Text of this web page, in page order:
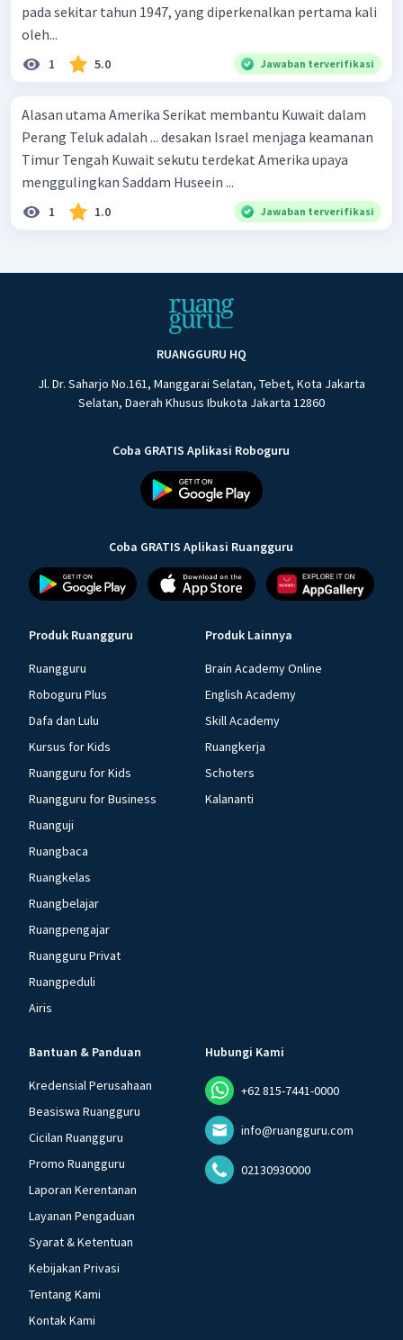
pada sekitar tahun 1947, yang diperkenalkan pertama kali
oleh...
1 5.0 Jawaban terverifikasi
Alasan utama Amerika Serikat membantu Kuwait dalam
Perang Teluk adalah ... desakan Israel menjaga keamanan
Timur Tengah Kuwait sekutu terdekat Amerika upaya
menggulingkan Saddam Huseein ...
1 1.0 Jawaban terverifikasi
RUANGGURU HQ
Jl. Dr. Saharjo No.161, Manggarai Selatan, Tebet, Kota Jakarta
Selatan, Daerah Khusus Ibukota Jakarta 12860
Coba GRATIS Aplikasi Roboguru
Coba GRATIS Aplikasi Ruangguru
Produk Ruangguru
Ruangguru
Roboguru Plus
Dafa dan Lulu
Kursus for Kids
Ruangguru for Kids
Ruangguru for Business
Ruanguji
Ruangbaca
Ruangkelas
Ruangbelajar
Ruangpengajar
Ruangguru Privat
Ruangpeduli
Airis
Produk Lainnya
Brain Academy Online
English Academy
Skill Academy
Ruangkerja
Schoters
Kalananti
Bantuan & Panduan
Kredensial Perusahaan
Beasiswa Ruangguru
Cicilan Ruangguru
Promo Ruangguru
Laporan Kerentanan
Layanan Pengaduan
Syarat & Ketentuan
Kebijakan Privasi
Tentang Kami
Kontak Kami
Hubungi Kami
+62 815-7441-0000
info@ruangguru.com
02130930000